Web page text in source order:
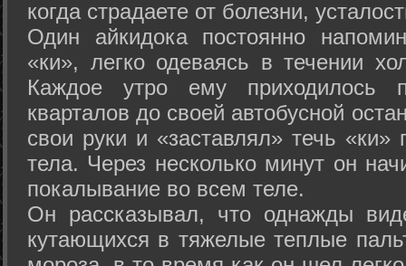
когда страдаете от болезни,
Один айкидока постоянно
«ки», легко одеваясь в течении
Каждое утро ему приходилось
кварталов до своей автобусной
свои руки и «заставлял» течь «ки»
тела. Через несколько минут он
покалывание во всем теле.
Он рассказывал, что однажды
кутающихся в тяжелые теплые